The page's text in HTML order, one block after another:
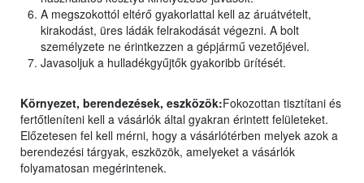
A megszokottól eltérő gyakorlattal kell az áruátvételt,
kirakodást, üres ládák felrakodását végezni. A bolt
személyzete ne érintkezzen a gépjármű vezetőjével.
Javasoljuk a hulladékgyűjtők gyakoribb ürítését.
Környezet, berendezések, eszközök:Fokozottan tisztítani és
fertőtleníteni kell a vásárlók által gyakran érintett felületeket.
Előzetesen fel kell mérni, hogy a vásárlótérben melyek azok a
berendezési tárgyak, eszközök, amelyeket a vásárlók
folyamatosan megérintenek.